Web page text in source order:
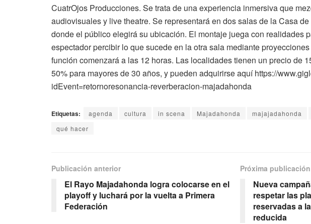
CuatrOjos Producciones. Se trata de una experiencia inmersiva que
audiovisuales y live theatre. Se representará en dos salas de la Casa de
donde el público elegirá su ubicación. El montaje juega con realidades
espectador percibir lo que sucede en la otra sala mediante
función comenzará a las 12 horas. Las localidades tienen un precio de
50% para mayores de 30 años, y pueden adquirirse aquí https://
idEvent=retornoresonancia-reverberacion-majadahonda
Etiquetas: agenda cultura in scena Majadahonda majajadahonda
qué hacer
Publicación anterior
El Rayo Majadahonda logra colocarse en el
playoff y luchará por la vuelta a Primera
Federación
Próxima publicación
Nueva
respetar las
reservadas a
reducida